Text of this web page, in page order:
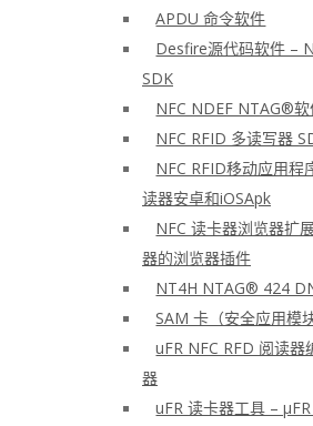
APDU 命令软件
Desfire源代码软件 –
SDK
NFC NDEF NTAG®软
NFC RFID 多读写器
NFC RFID移动应用程
读器安卓和iOSApk
NFC 读卡器浏览器扩
器的浏览器插件
NT4H NTAG® 424
SAM 卡（安全应用模
uFR NFC RFD 阅读
器
uFR 读卡器工具 –